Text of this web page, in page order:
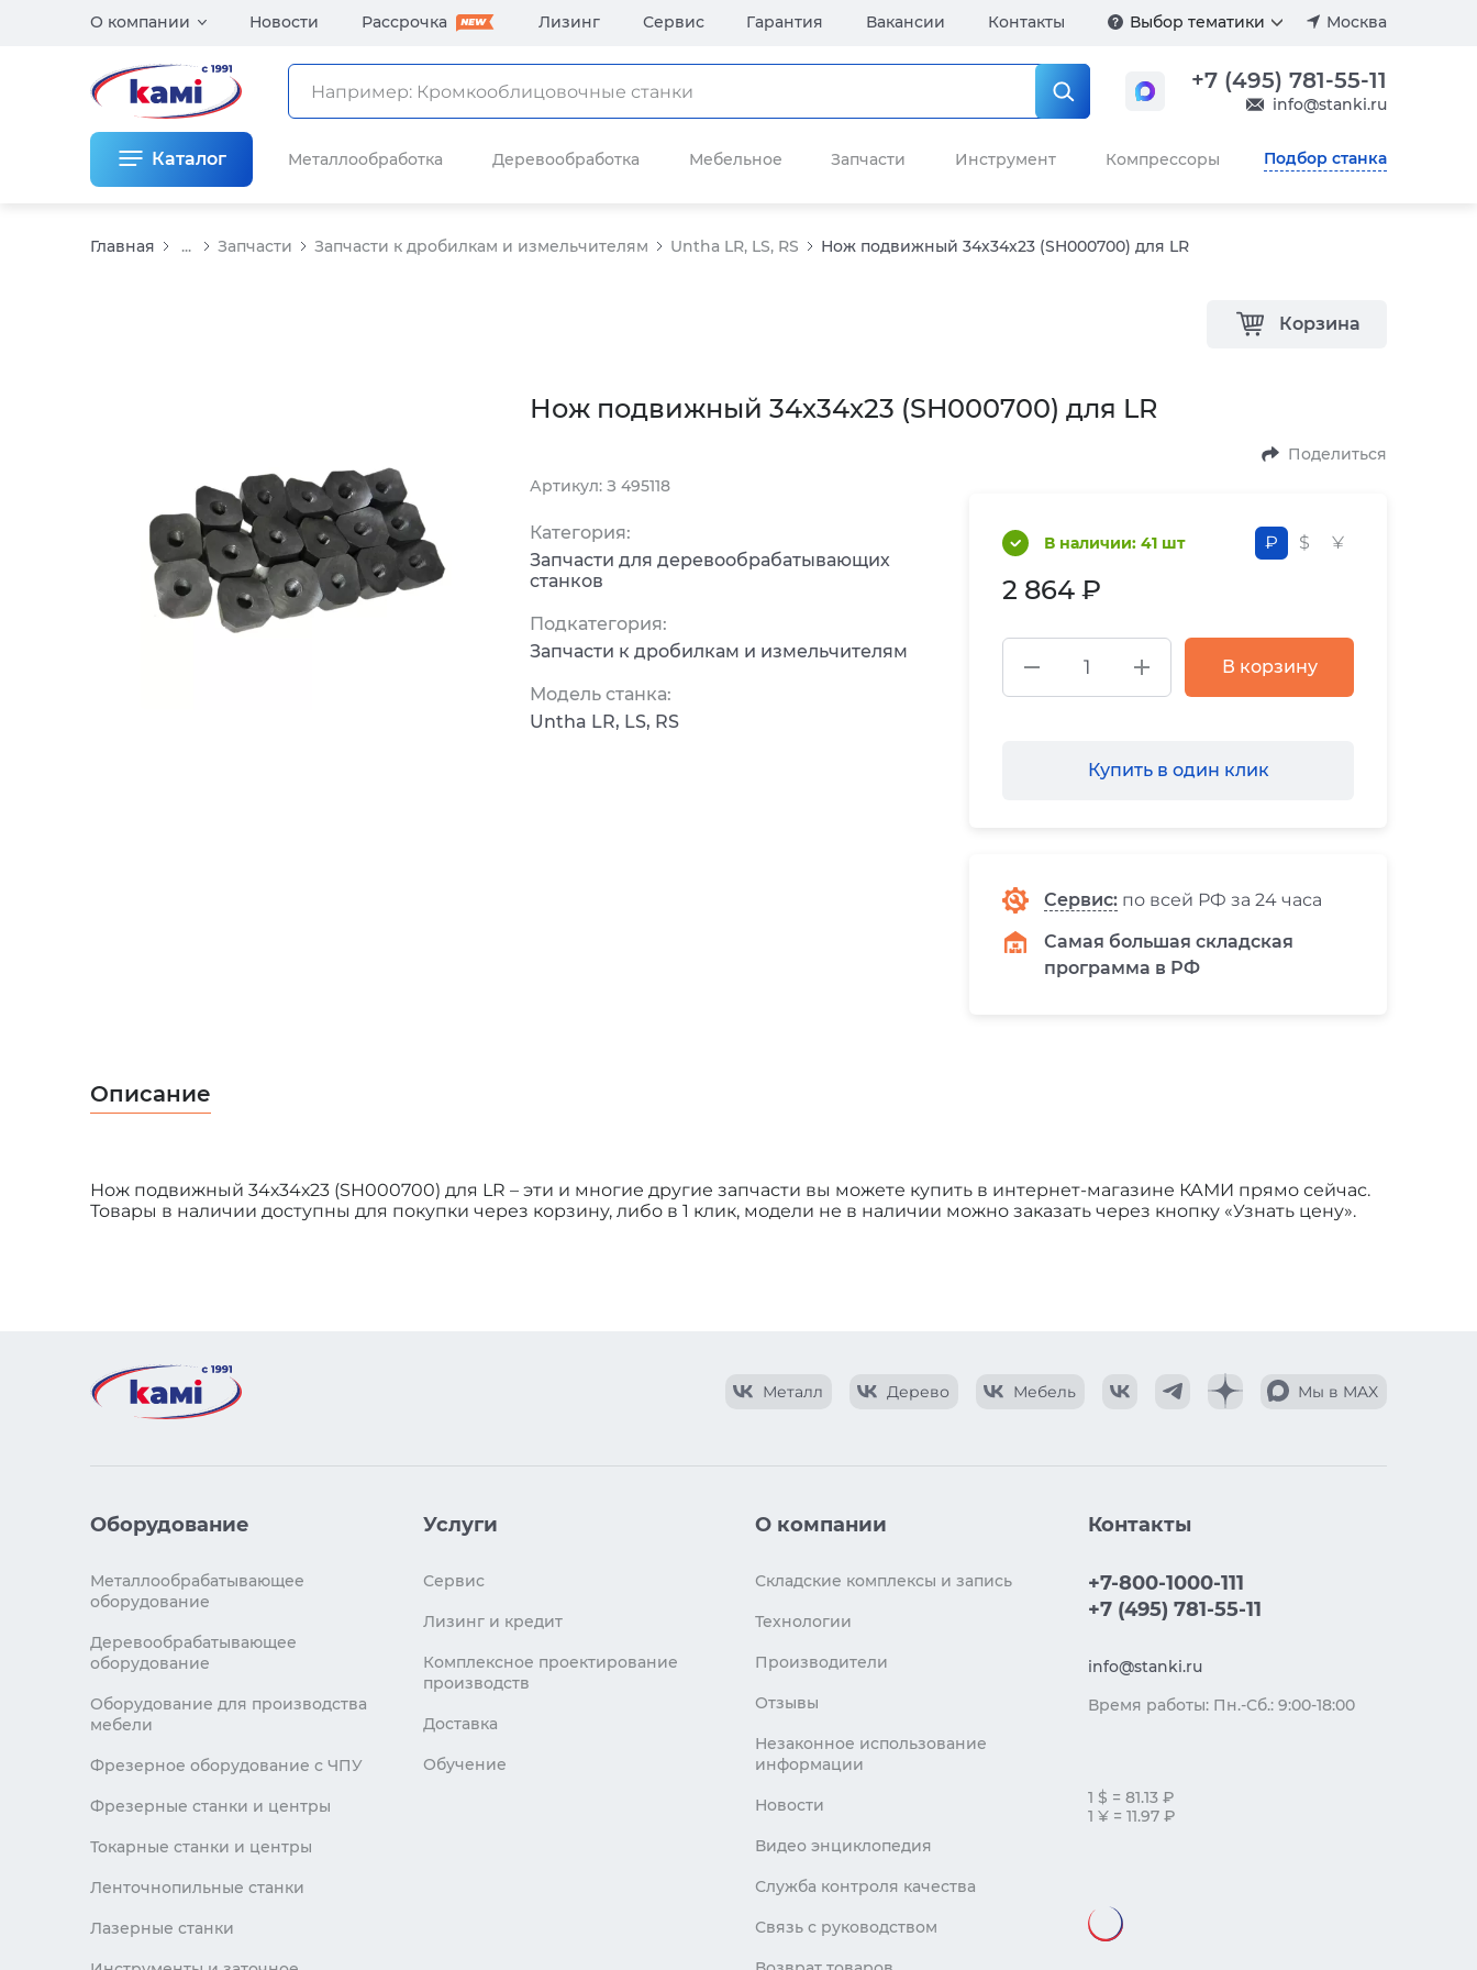
О компании Новости Рассрочка Лизинг Сервис Гарантия Вакансии Контакты Выбор тематики Москва
+7 (495) 781-55-11
info@stanki.ru
Каталог Металлообработка Деревообработка Мебельное Запчасти Инструмент Компрессоры Подбор станка
Главная ... Запчасти Запчасти к дробилкам и измельчителям Untha LR, LS, RS Нож подвижный 34х34х23 (SH000700) для LR
Корзина
Нож подвижный 34х34х23 (SH000700) для LR
Артикул: З 495118
Поделиться
В наличии: 41 шт ₽ $ ¥
2 864 ₽
В корзину
Купить в один клик
Сервис: по всей РФ за 24 часа
Самая большая складская
программа в РФ
Категория:
Запчасти для деревообрабатывающих
станков
Подкатегория:
Запчасти к дробилкам и измельчителям
Модель станка:
Untha LR, LS, RS
Описание
Нож подвижный 34х34х23 (SH000700) для LR – эти и многие другие запчасти вы можете купить в интернет-магазине КАМИ прямо сейчас.
Товары в наличии доступны для покупки через корзину, либо в 1 клик, модели не в наличии можно заказать через кнопку «Узнать цену».
Металл Дерево Мебель Мы в MAX
Оборудование
Металлообрабатывающее
оборудование
Деревообрабатывающее
оборудование
Оборудование для производства
мебели
Фрезерное оборудование с ЧПУ
Фрезерные станки и центры
Токарные станки и центры
Ленточнопильные станки
Лазерные станки
Услуги
Сервис
Лизинг и кредит
Комплексное проектирование
производств
Доставка
Обучение
О компании
Складские комплексы и запись
Технологии
Производители
Отзывы
Незаконное использование
информации
Новости
Видео энциклопедия
Служба контроля качества
Связь с руководством
Контакты
+7-800-1000-111
+7 (495) 781-55-11
info@stanki.ru
Время работы: Пн.-Сб.: 9:00-18:00
1 $ = 81.13 ₽
1 ¥ = 11.97 ₽